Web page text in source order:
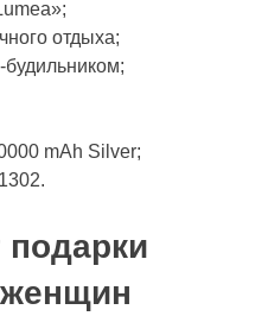
отдыха;
mAh Silver;